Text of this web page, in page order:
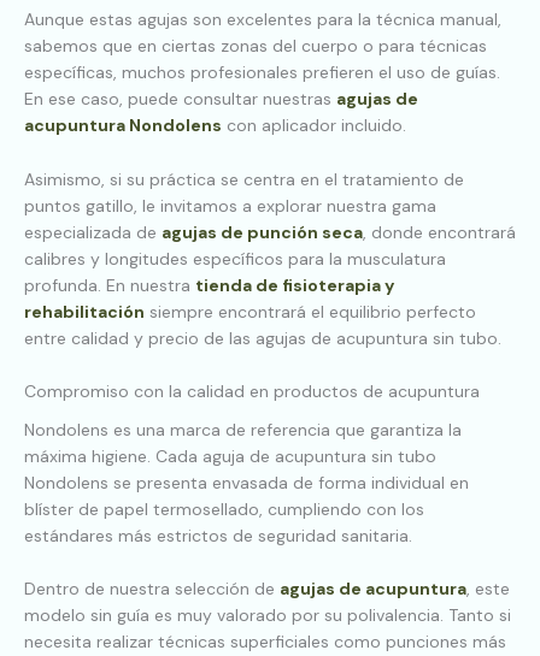
Aunque estas agujas son excelentes para la técnica manual,
sabemos que en ciertas zonas del cuerpo o para técnicas
específicas, muchos profesionales prefieren el uso de guías.
En ese caso, puede consultar nuestras agujas de
acupuntura Nondolens con aplicador incluido.
Asimismo, si su práctica se centra en el tratamiento de
puntos gatillo, le invitamos a explorar nuestra gama
especializada de agujas de punción seca, donde encontrará
calibres y longitudes específicos para la musculatura
profunda. En nuestra tienda de fisioterapia y
rehabilitación siempre encontrará el equilibrio perfecto
entre calidad y precio de las agujas de acupuntura sin tubo.
Compromiso con la calidad en productos de acupuntura
Nondolens es una marca de referencia que garantiza la
máxima higiene. Cada aguja de acupuntura sin tubo
Nondolens se presenta envasada de forma individual en
blíster de papel termosellado, cumpliendo con los
estándares más estrictos de seguridad sanitaria.
Dentro de nuestra selección de agujas de acupuntura, este
modelo sin guía es muy valorado por su polivalencia. Tanto si
necesita realizar técnicas superficiales como punciones más